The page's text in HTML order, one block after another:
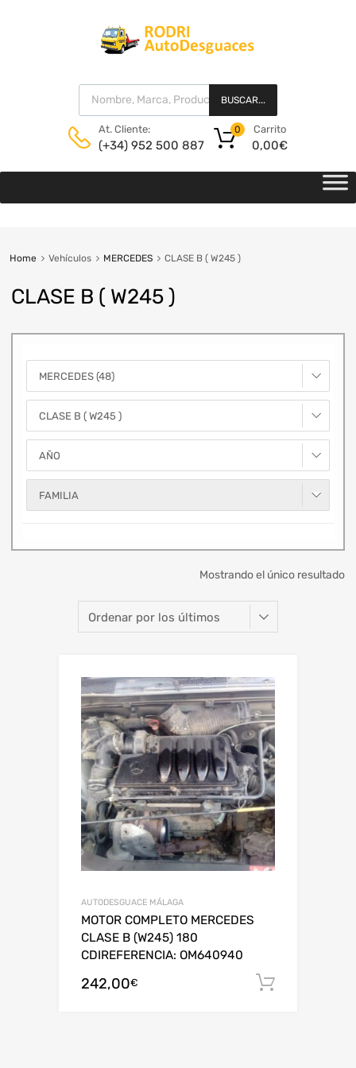
BUSCAR...
At. Cliente:
(+34) 952 500 887
Carrito
0,00€
0
Home Vehículos MERCEDES CLASE B ( W245 )
CLASE B ( W245 )
MERCEDES (48)
CLASE B ( W245 )
AÑO
FAMILIA
Mostrando el único resultado
AUTODESGUACE MÁLAGA
MOTOR COMPLETO MERCEDES
CLASE B (W245) 180
CDIREFERENCIA: OM640940
242,00€